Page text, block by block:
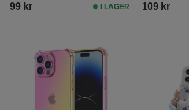
99 kr I LAGER 109 kr